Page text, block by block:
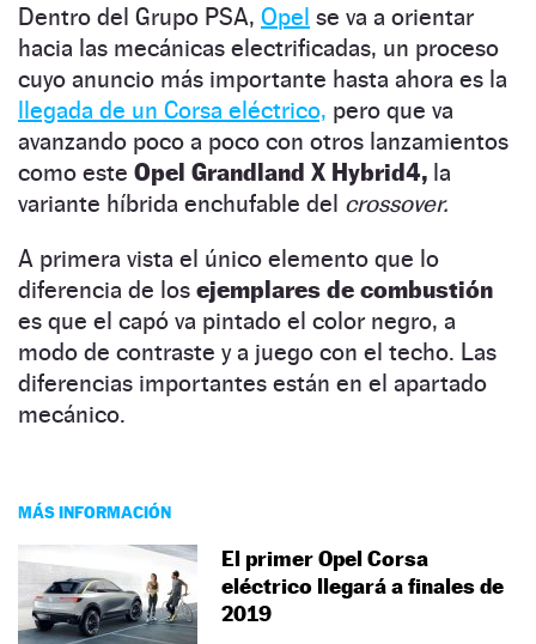
Dentro del Grupo PSA, Opel se va a orientar
hacia las mecánicas electrificadas, un proceso
cuyo anuncio más importante hasta ahora es la
llegada de un Corsa eléctrico, pero que va
avanzando poco a poco con otros lanzamientos
como este Opel Grandland X Hybrid4, la
variante híbrida enchufable del crossover.
A primera vista el único elemento que lo
diferencia de los ejemplares de combustión
es que el capó va pintado el color negro, a
modo de contraste y a juego con el techo. Las
diferencias importantes están en el apartado
mecánico.
MÁS INFORMACIÓN
El primer Opel Corsa
eléctrico llegará a finales de
2019